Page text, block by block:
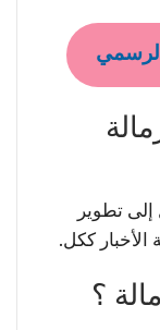
إلى تطوير
الأخبار ككل.
؟